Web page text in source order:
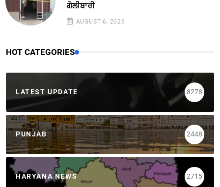
ਗੋਲੀਬਾਰੀ
AUGUST 6, 2026
HOT CATEGORIES
LATEST UPDATE 8278
PUNJAB 2448
HARYANA NEWS 2715